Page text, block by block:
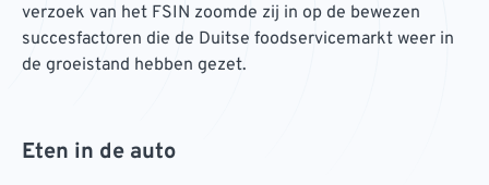
verzoek van het FSIN zoomde zij in op de bewezen
succesfactoren die de Duitse foodservicemarkt weer in
de groeistand hebben gezet.
Eten in de auto